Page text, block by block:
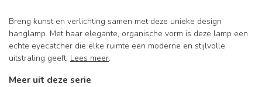
Breng kunst en verlichting samen met deze unieke design
hanglamp. Met haar elegante, organische vorm is deze lamp een
echte eyecatcher die elke ruimte een moderne en stijlvolle
uitstraling geeft. Lees meer.
Meer uit deze serie